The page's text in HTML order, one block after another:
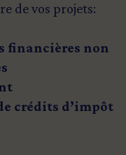
de vos projets:
financières non
crédits d’impôt